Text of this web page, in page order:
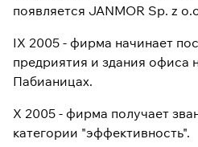
появляется JANMOR Sp. z
IX 2005 - фирма начинает
предриятия и здания офиса
Пабианицах.
X 2005 - фирма получает
категории "эффективность".